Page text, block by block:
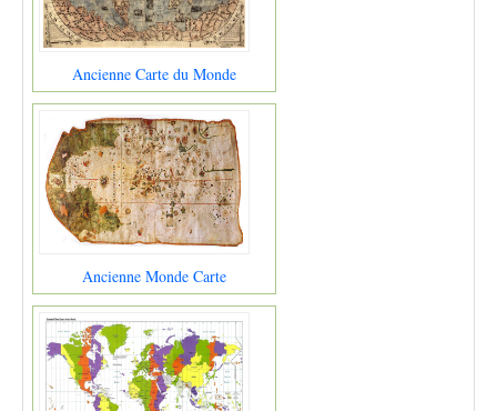
Ancienne Carte du Monde
Ancienne Monde Carte